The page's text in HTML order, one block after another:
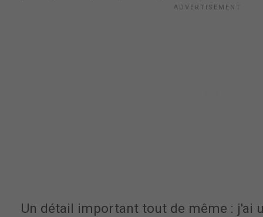
Un détail important tout de même : j'ai